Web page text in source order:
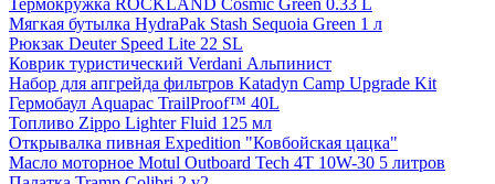
Термокружка ROCKLAND Cosmic Green 0.33 L
Мягкая бутылка HydraPak Stash Sequoia Green 1 л
Рюкзак Deuter Speed Lite 22 SL
Коврик туристический Verdani Альпинист
Набор для апгрейда фильтров Katadyn Camp Upgrade Kit
Гермобаул Aquapac TrailProof™ 40L
Топливо Zippo Lighter Fluid 125 мл
Открывалка пивная Expedition "Ковбойская цацка"
Масло моторное Motul Outboard Tech 4T 10W-30 5 литров